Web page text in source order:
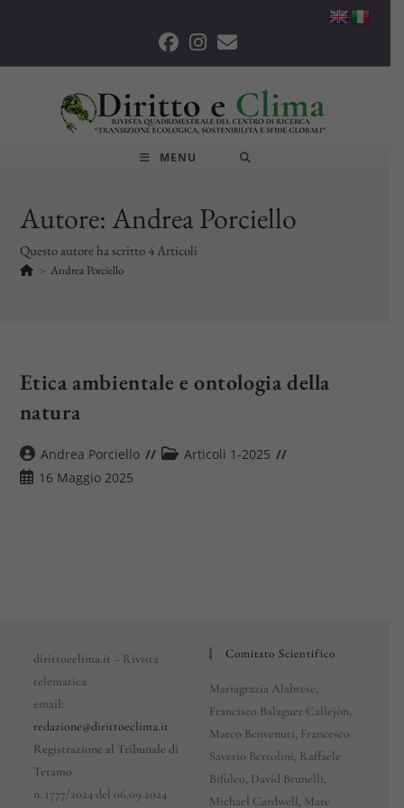
MENU
Autore:Andrea Porciello
Questo autore ha scritto 4 Articoli
> Andrea Porciello
Etica ambientale e ontologia della
natura
Autore
dell'articolo:
Andrea Porciello
Categoria
Articoli 1-2025
Articolo
16 Maggio 2025
dirittoeclima.it – Rivista
telematica
email:
redazione@dirittoeclima.it
Registrazione al Tribunale di
Teramo
n. 1777/2024 del 06.09.2024
Comitato Scientifico
Mariagrazia Alabrese,
Francisco Balaguer Callejòn,
Marco Benvenuti, Francesco
Saverio Bertolini, Raffaele
Bifulco, David Brunelli,
Michael Cardwell, Marc